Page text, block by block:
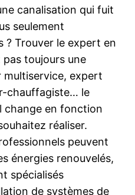
canalisation qui fuit
seulement
? Trouver le expert en
pas toujours une
multiservice, expert
chauffagiste… le
change en fonction
réaliser.
peuvent
énergies renouvelés,
spécialisés
de systèmes de